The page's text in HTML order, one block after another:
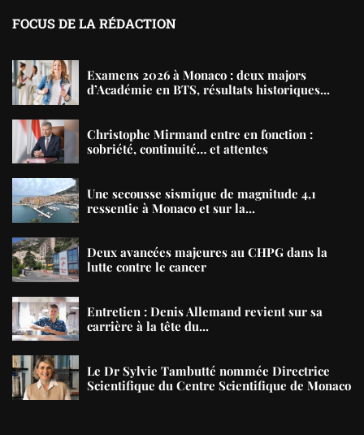
FOCUS DE LA RÉDACTION
Examens 2026 à Monaco : deux majors
d’Académie en BTS, résultats historiques...
Christophe Mirmand entre en fonction :
sobriété, continuité… et attentes
Une secousse sismique de magnitude 4,1
ressentie à Monaco et sur la...
Deux avancées majeures au CHPG dans la
lutte contre le cancer
Entretien : Denis Allemand revient sur sa
carrière à la tête du...
Le Dr Sylvie Tambutté nommée Directrice
Scientifique du Centre Scientifique de Monaco